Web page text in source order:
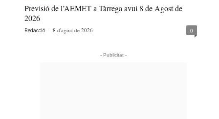
Previsió de l’AEMET a Tàrrega avui 8 de Agost de
2026
Redacció - 8 d'agost de 2026 0
- Publicitat -